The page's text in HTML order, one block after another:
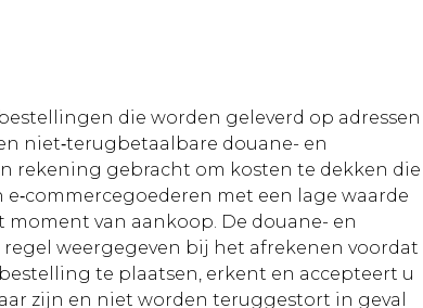
die worden geleverd op adressen
niet‑terugbetaalbare douane- en
rekening gebracht om kosten te dekken die
met een lage waarde
van aankoop. De douane- en
weergegeven bij het afrekenen voordat
te plaatsen, erkent en accepteert u
zijn en niet worden teruggestort in geval